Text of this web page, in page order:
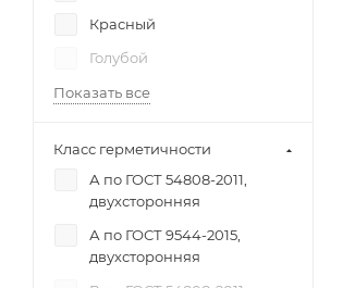
Красный
Голубой
Показать все
Класс герметичности
А по ГОСТ 54808-2011,
двухсторонняя
А по ГОСТ 9544-2015,
двухсторонняя